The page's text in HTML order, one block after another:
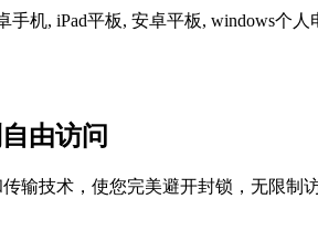
手机, iPad平板, 安卓平板, windows个
由访问
输技术，使您完美避开封锁，无限制